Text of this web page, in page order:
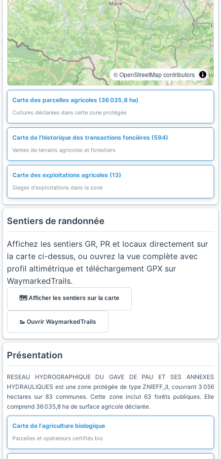
© OpenStreetMap contributors
Carte des parcelles agricoles (36 035,8 ha)
Cultures déclarées dans cette zone protégée
Carte de l'historique des transactions foncières (594)
Ventes de terrains agricoles et forestiers
Carte des exploitations agricoles (13)
Sieges d'exploitations dans la zone
Sentiers de randonnée
Affichez les sentiers GR, PR et locaux directement sur
la carte ci-dessus, ou ouvrez la vue complète avec
profil altimétrique et téléchargement GPX sur
WaymarkedTrails.
🗺️ Afficher les sentiers sur la carte
🥾 Ouvrir WaymarkedTrails
Présentation
RESEAU HYDROGRAPHIQUE DU GAVE DE PAU ET SES ANNEXES
HYDRAULIQUES est une zone protégée de type ZNIEFF_II, couvrant 3 056
hectares sur 83 communes. Cette zone inclut 63 forêts publiques. Elle
comprend 36 035,8 ha de surface agricole déclarée.
Carte de l'agriculture biologique
Parcelles et opérateurs certifiés bio